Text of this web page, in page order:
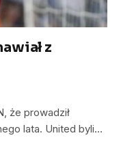
z
że prowadził
lata. United byli…